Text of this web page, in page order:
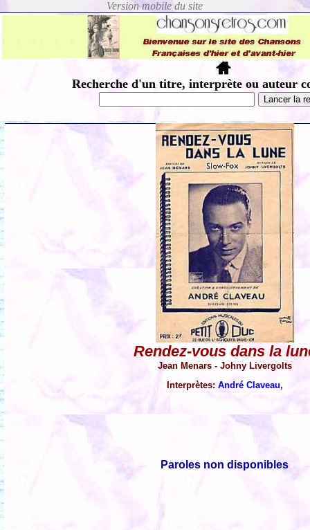
Recherche d'un titre, interprète ou auteur
Rendez-vous dans la
Jean Menars - Johny Livergolts
Interprètes: André Claveau,
Paroles non disponibles